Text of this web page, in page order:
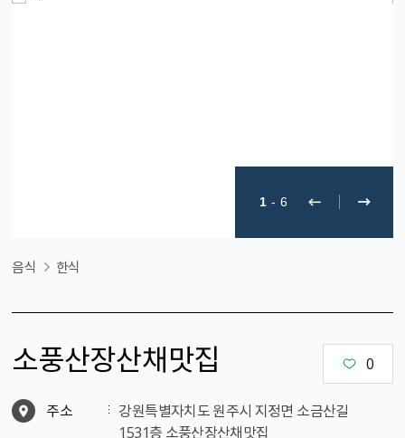
1 - 6
음식 한식
소풍산장산채맛집 0
주소
강원특별자치도 원주시 지정면 소금산길
1531층 소풍산장산채맛집